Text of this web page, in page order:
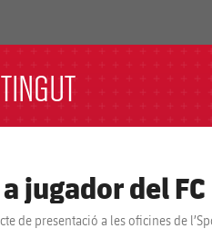
jugador del
de presentació a les oficines de